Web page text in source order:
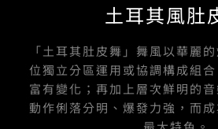
o
o
f
b
e
g
r
土耳其風肚
「土耳其肚皮舞」舞風以華麗
位獨立分區運用或協調構成組
富有變化；再加上層次鮮明的
動作俐落分明、爆發力強，而